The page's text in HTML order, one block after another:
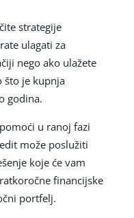
strategije
ulagati za
nego ako ulažete
što je kupnja
godina.
u ranoj fazi
može poslužiti
koje će vam
financijske
portfelj.